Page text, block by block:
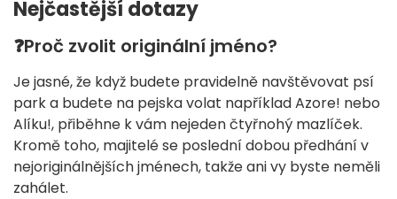
Nejčastější dotazy
❓Proč zvolit originální jméno?
Je jasné, že když budete pravidelně navštěvovat psí
park a budete na pejska volat například Azore! nebo
Alíku!, přiběhne k vám nejeden čtyřnohý mazlíček.
Kromě toho, majitelé se poslední dobou předhání v
nejoriginálnějších jménech, takže ani vy byste neměli
zahálet.